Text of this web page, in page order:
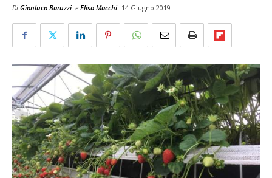
Di Gianluca Baruzzi e Elisa Macchi 14 Giugno 2019